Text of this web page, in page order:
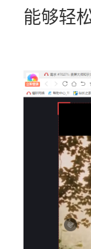
能够轻